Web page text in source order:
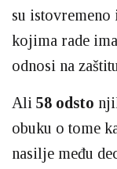
su
kojima rade
odnosi na
Ali 58 odsto
obuku o tome
nasilje među